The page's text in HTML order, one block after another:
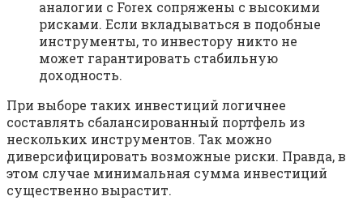
аналогии с Forex сопряжены с высокими
рисками. Если вкладываться в подобные
инструменты, то инвестору никто не
может гарантировать стабильную
доходность.
При выборе таких инвестиций логичнее
составлять сбалансированный портфель из
нескольких инструментов. Так можно
диверсифицировать возможные риски. Правда, в
этом случае минимальная сумма инвестиций
существенно вырастит.